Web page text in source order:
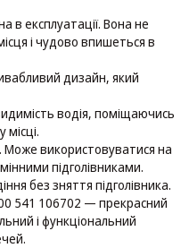
в експлуатації. Вона не
і чудово впишеться в
дизайн, який
водія, поміщаючись
Може використовуватися на
підголівниками.
без зняття підголівника.
541 106702 — прекрасний
і функціональний